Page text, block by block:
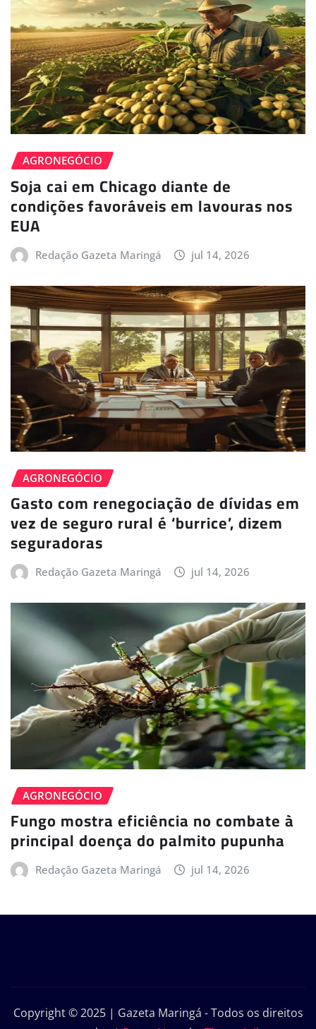
AGRONEGÓCIO
Soja cai em Chicago diante de
condições favoráveis em lavouras nos
EUA
Redação Gazeta Maringá jul 14, 2026
AGRONEGÓCIO
Gasto com renegociação de dívidas em
vez de seguro rural é ‘burrice’, dizem
seguradoras
Redação Gazeta Maringá jul 14, 2026
AGRONEGÓCIO
Fungo mostra eficiência no combate à
principal doença do palmito pupunha
Redação Gazeta Maringá jul 14, 2026
Copyright © 2025 | Gazeta Maringá - Todos os direitos